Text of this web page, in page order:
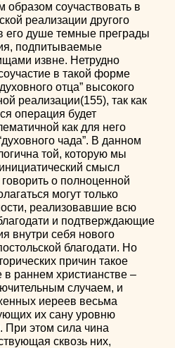
образом соучаствовать в
реализации другого
его душе темные преграды
подпитываемые
извне. Нетрудно
в такой форме
отца” высокого
реализации(155), так как
операция будет
как для него
чада”. В данном
той, которую мы
смысл
о полноценной
могут только
реализовавшие всю
и подтверждающие
внутри себя нового
благодати. Но
причин такое
раннем христианстве –
случаем, и
иереев весьма
их сану уровню
При этом сила чина
сквозь них,